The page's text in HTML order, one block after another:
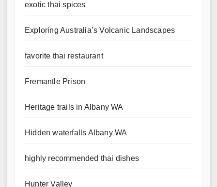
exotic thai spices
Exploring Australia’s Volcanic Landscapes
favorite thai restaurant
Fremantle Prison
Heritage trails in Albany WA
Hidden waterfalls Albany WA
highly recommended thai dishes
Hunter Valley